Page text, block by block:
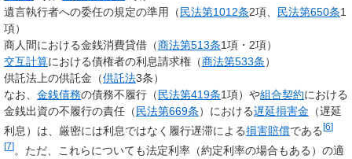
遺言執行者への委任の規定の準用（民法第1012条2項、 民法第650条1
項）
商人間における金銭消費貸借（商法第513条1項・2項）
交互計算における債権者の利息請求権（商法第533条）
供託法上の供託金（供託法3条）
なお、 金銭債務の債務不履行（民法第419条1項）や組合契約における
金銭出資の不履行の責任（民法第669条）における遅延損害金 （遅延
利息）は、厳密には利息ではなく履行遅滞による損害賠償である [6]
[7]。ただ、これらについても法定利率（約定利率の場合もある）の適